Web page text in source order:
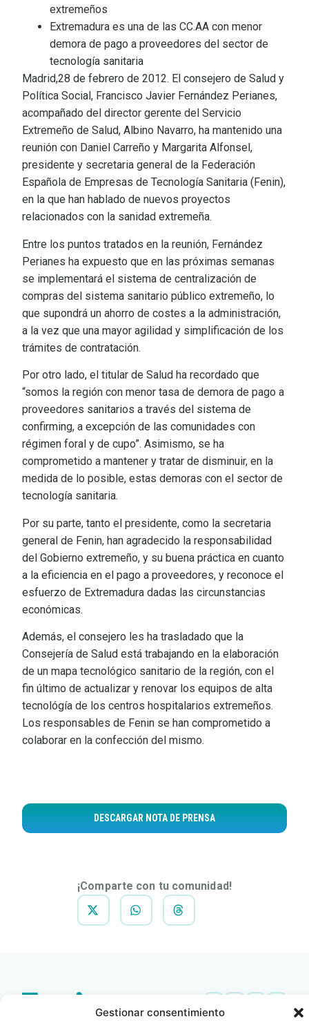
Gestionar consentimiento
extremeños
Extremadura es una de las CC.AA con menor
demora de pago a proveedores del sector de
tecnología sanitaria
Madrid,28 de febrero de 2012. El consejero de Salud y
Política Social, Francisco Javier Fernández Perianes,
acompañado del director gerente del Servicio
Extremeño de Salud, Albino Navarro, ha mantenido una
reunión con Daniel Carreño y Margarita Alfonsel,
presidente y secretaria general de la Federación
Española de Empresas de Tecnología Sanitaria (Fenin),
en la que han hablado de nuevos proyectos
relacionados con la sanidad extremeña.
Entre los puntos tratados en la reunión, Fernández
Perianes ha expuesto que en las próximas semanas
se implementará el sistema de centralización de
compras del sistema sanitario público extremeño, lo
que supondrá un ahorro de costes a la administración,
a la vez que una mayor agilidad y simplificación de los
trámites de contratación.
Por otro lado, el titular de Salud ha recordado que
“somos la región con menor tasa de demora de pago a
proveedores sanitarios a través del sistema de
confirming, a excepción de las comunidades con
régimen foral y de cupo”. Asimismo, se ha
comprometido a mantener y tratar de disminuir, en la
medida de lo posible, estas demoras con el sector de
tecnología sanitaria.
Por su parte, tanto el presidente, como la secretaria
general de Fenin, han agradecido la responsabilidad
del Gobierno extremeño, y su buena práctica en cuanto
a la eficiencia en el pago a proveedores, y reconoce el
esfuerzo de Extremadura dadas las circunstancias
económicas.
Además, el consejero les ha trasladado que la
Consejería de Salud está trabajando en la elaboración
de un mapa tecnológico sanitario de la región, con el
fin último de actualizar y renovar los equipos de alta
tecnológía de los centros hospitalarios extremeños.
Los responsables de Fenin se han comprometido a
colaborar en la confección del mismo.
DESCARGAR NOTA DE PRENSA
¡Comparte con tu comunidad!